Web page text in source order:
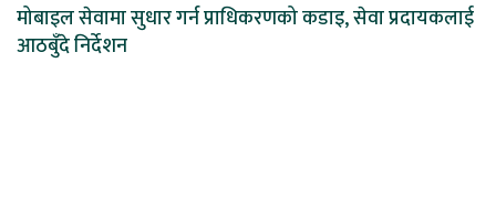
मोबाइल सेवामा सुधार गर्न प्राधिकरणको कडाइ, सेवा प्रदायकलाई
आठबुँदे निर्देशन